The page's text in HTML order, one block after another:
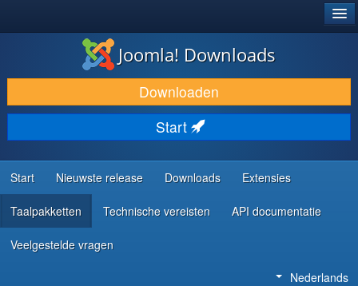
DOWNLOAD & BREID UIT
ONTDEK & LEER
COMMUNITY & ONDERSTEUNING
ONTWIKKELAARSBRONNEN
Joomla! Downloads
Downloaden
Start
Start Nieuwste release Downloads Extensies
Taalpakketten Technische vereisten API documentatie
Veelgestelde vragen
Nederlands